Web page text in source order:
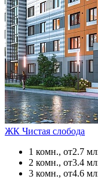
ЖК Чистая слобода
1 комн., от2.7
2 комн., от3.4
3 комн., от4.6